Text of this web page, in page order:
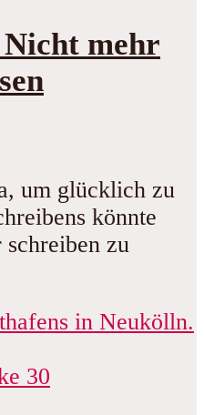
mehr
um glücklich zu
könnte
zu
30